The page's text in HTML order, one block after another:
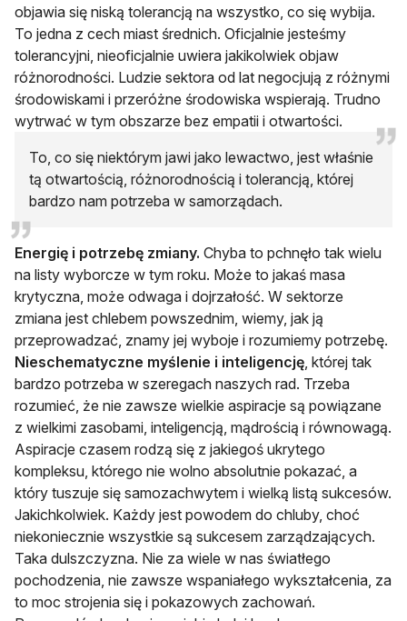
objawia się niską tolerancją na wszystko, co się wybija.
To jedna z cech miast średnich. Oficjalnie jesteśmy
tolerancyjni, nieoficjalnie uwiera jakikolwiek objaw
różnorodności. Ludzie sektora od lat negocjują z różnymi
środowiskami i przeróżne środowiska wspierają. Trudno
wytrwać w tym obszarze bez empatii i otwartości.
To, co się niektórym jawi jako lewactwo, jest właśnie
tą otwartością, różnorodnością i tolerancją, której
bardzo nam potrzeba w samorządach.
Energię i potrzebę zmiany. Chyba to pchnęło tak wielu
na listy wyborcze w tym roku. Może to jakaś masa
krytyczna, może odwaga i dojrzałość. W sektorze
zmiana jest chlebem powszednim, wiemy, jak ją
przeprowadzać, znamy jej wyboje i rozumiemy potrzebę.
Nieschematyczne myślenie i inteligencję , której tak
bardzo potrzeba w szeregach naszych rad. Trzeba
rozumieć, że nie zawsze wielkie aspiracje są powiązane
z wielkimi zasobami, inteligencją, mądrością i równowagą.
Aspiracje czasem rodzą się z jakiegoś ukrytego
kompleksu, którego nie wolno absolutnie pokazać, a
który tuszuje się samozachwytem i wielką listą sukcesów.
Jakichkolwiek. Każdy jest powodem do chluby, choć
niekoniecznie wszystkie są sukcesem zarządzających.
Taka dulszczyzna. Nie za wiele w nas światłego
pochodzenia, nie zawsze wspaniałego wykształcenia, za
to moc strojenia się i pokazowych zachowań.